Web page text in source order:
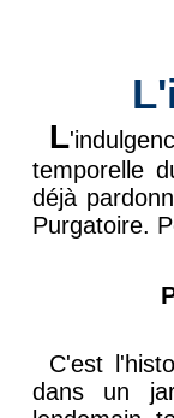
L
temporelle
déjà
Purgatoire.
C'est
dans un